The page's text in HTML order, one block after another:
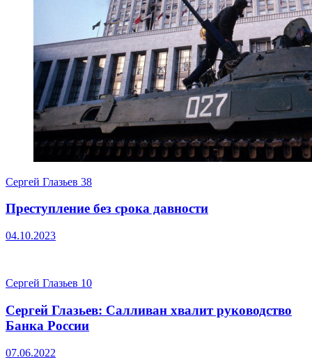
Сергей Глазьев 38
Преступление без срока давности
04.10.2023
Сергей Глазьев 10
Сергей Глазьев: Салливан хвалит руководство
Банка России
07.06.2022